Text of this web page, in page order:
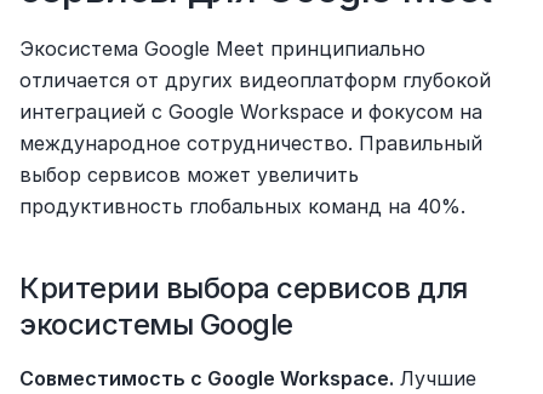
Экосистема Google Meet принципиально
отличается от других видеоплатформ глубокой
интеграцией с Google Workspace и фокусом на
международное сотрудничество. Правильный
выбор сервисов может увеличить
продуктивность глобальных команд на 40%.
Критерии выбора сервисов для
экосистемы Google
Совместимость с Google Workspace. Лучшие